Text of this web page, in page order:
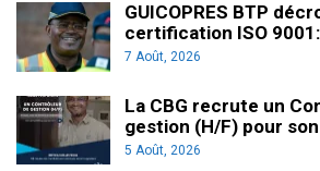
GUICOPRES BTP
certification ISO
7 Août, 2026
La CBG recrute un
gestion (H/F) pour
5 Août, 2026